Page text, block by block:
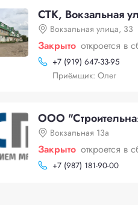
СТК, Вокзальная
Вокзальная улица, 33
Закрыто откроется в
+7 (919) 647-33-95
Приёмщик: Олег
ООО
Вокзальная 13а
Закрыто откроется в
+7 (987) 181-90-00